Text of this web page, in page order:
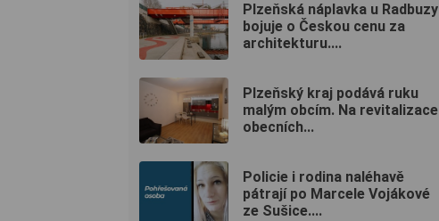
Plzeňská náplavka u Radbuzy
bojuje o Českou cenu za
architekturu....
Plzeňský kraj podává ruku
malým obcím. Na revitalizace
obecních...
Policie i rodina naléhavě
pátrají po Marcele Vojákové
ze Sušice....